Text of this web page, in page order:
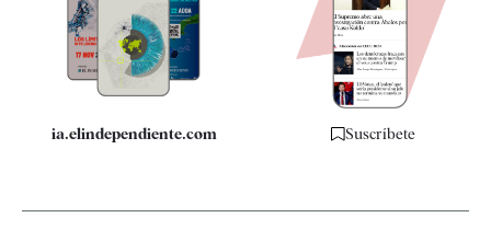
Quiénes somos
Especificaciones
ia.elindependiente.com Suscríbete